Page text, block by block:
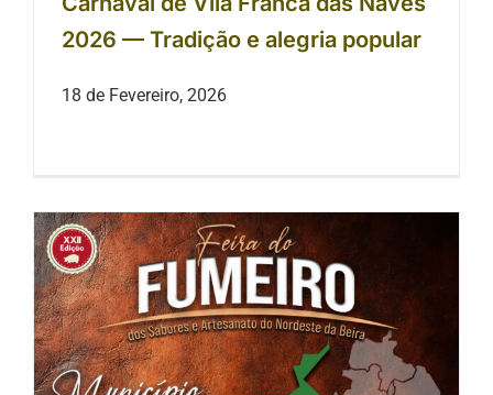
2026 — Tradição e alegria popular
18 de Fevereiro, 2026